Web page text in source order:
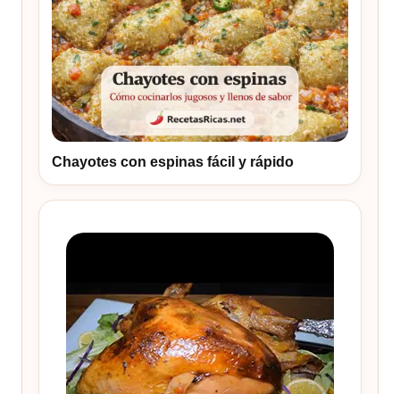
Chayotes con espinas fácil y rápido